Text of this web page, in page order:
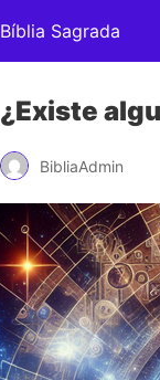
Bíblia Sagrada
¿Existe
BibliaAdmin